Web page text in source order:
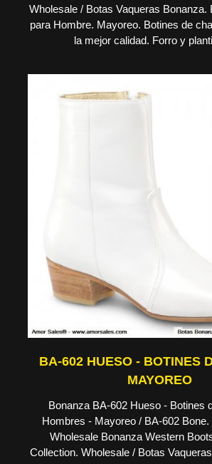
Wholesale / Botas Vaqueras Bonanza.
para Hombre. Mayoreo. Botines de
la mejor calidad. Forro y
BA-602 HUESO - BOTINES
MAYOREO
Bonanza BA-602 Hueso - Botines
Hombres - Mayoreo / BA-602
Wholesale Bonanza Western
Collection. Wholesale / Botas